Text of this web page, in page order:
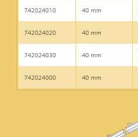
742024010 40 mm
742024020 40 mm
742024030 40 mm
742024000 40 mm